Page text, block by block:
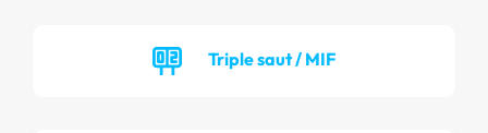
Triple saut / MIF